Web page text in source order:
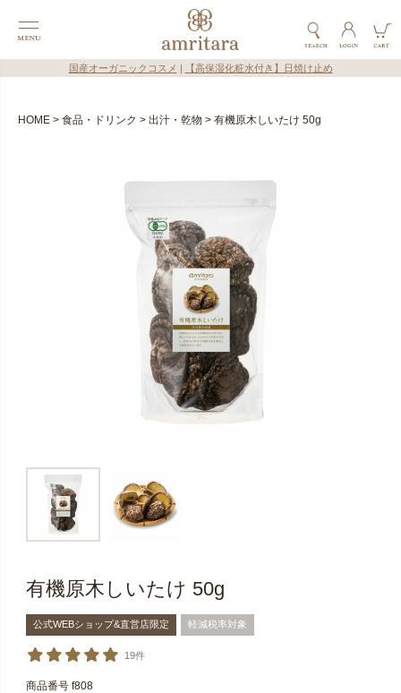
国産オーガニックコスメ 【高保湿化粧水付き】日焼け止め
HOME 食品・ドリンク 出汁・乾物 有機原木しいたけ 50g
有機原木しいたけ 50g
公式WEBショップ&直営店限定 軽減税率対象
19件
商品番号 f808